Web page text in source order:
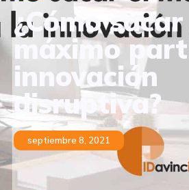
¿Cómo
máximo
innovación
disruptiva?
septiembre 8, 2021